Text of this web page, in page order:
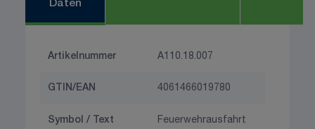
Daten
Artikelnummer A110.18.007
GTIN/EAN 4061466019780
Symbol / Text
Feuerwehrausfahrt